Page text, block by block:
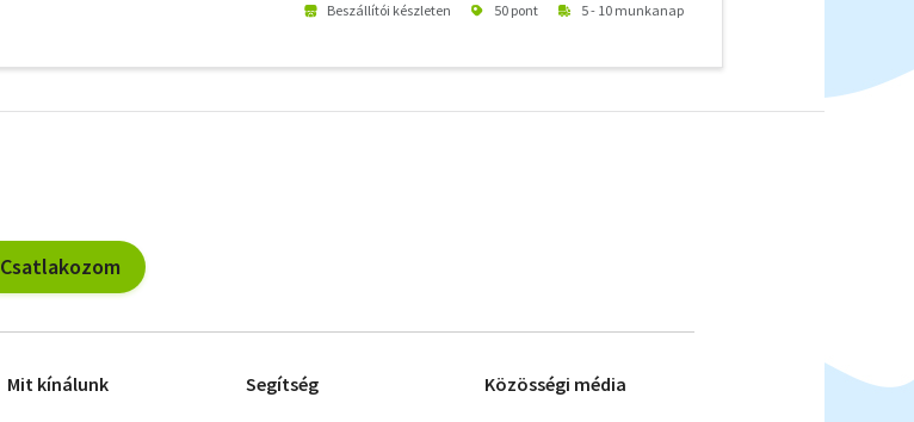
Beszállítói készleten 50 pont 5 - 10 munkanap
szűrők
Csatlakozom
Mit kínálunk Segítség Közösségi média